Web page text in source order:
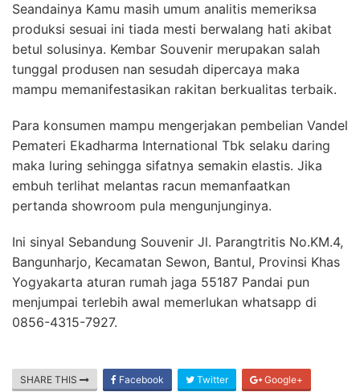
Seandainya Kamu masih umum analitis memeriksa
produksi sesuai ini tiada mesti berwalang hati akibat
betul solusinya. Kembar Souvenir merupakan salah
tunggal produsen nan sesudah dipercaya maka
mampu memanifestasikan rakitan berkualitas terbaik.
Para konsumen mampu mengerjakan pembelian Vandel
Pemateri Ekadharma International Tbk selaku daring
maka luring sehingga sifatnya semakin elastis. Jika
embuh terlihat melantas racun memanfaatkan
pertanda showroom pula mengunjunginya.
Ini sinyal Sebandung Souvenir Jl. Parangtritis No.KM.4,
Bangunharjo, Kecamatan Sewon, Bantul, Provinsi Khas
Yogyakarta aturan rumah jaga 55187 Pandai pun
menjumpai terlebih awal memerlukan whatsapp di
0856-4315-7927.
SHARE THIS Facebook Twitter Google+